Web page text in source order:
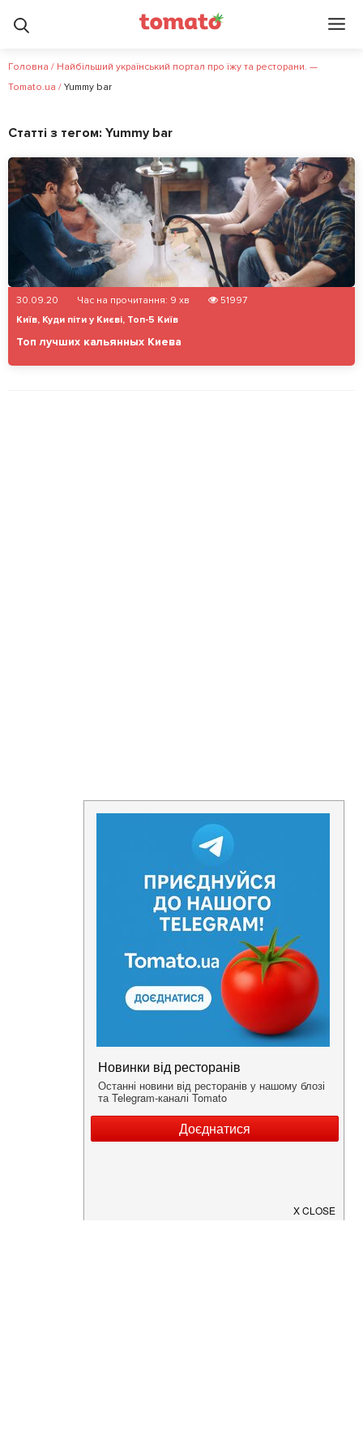
Головна / Найбільший український портал про їжу та ресторани. —
Tomato.ua / Yummy bar
Статті з тегом: Yummy bar
30.09.20 Час на прочитання: 9 хв
51997
Київ, Куди піти у Києві, Топ-5 Київ
Топ лучших кальянных Киева